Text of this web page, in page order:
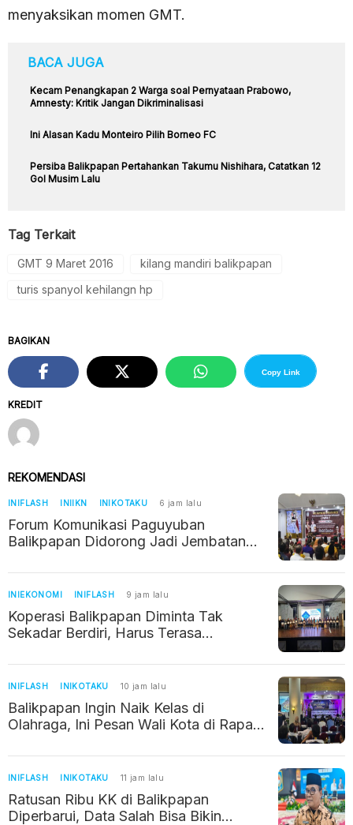
menyaksikan momen GMT.
BACA JUGA
Kecam Penangkapan 2 Warga soal Pernyataan Prabowo,
Amnesty: Kritik Jangan Dikriminalisasi
Ini Alasan Kadu Monteiro Pilih Borneo FC
Persiba Balikpapan Pertahankan Takumu Nishihara, Catatkan 12
Gol Musim Lalu
Tag Terkait
GMT 9 Maret 2016
kilang mandiri balikpapan
turis spanyol kehilangn hp
KREDIT
BAGIKAN
Copy Link
REKOMENDASI
INIFLASH INIIKN INIKOTAKU 6 jam lalu
Forum Komunikasi Paguyuban
Balikpapan Didorong Jadi Jembatan
INIEKONOMI INIFLASH 9 jam lalu
Koperasi Balikpapan Diminta Tak
Sekadar Berdiri, Harus Terasa
INIFLASH INIKOTAKU 10 jam lalu
Balikpapan Ingin Naik Kelas di
Olahraga, Ini Pesan Wali Kota di Rapat
INIFLASH INIKOTAKU 11 jam lalu
Ratusan Ribu KK di Balikpapan
Diperbarui, Data Salah Bisa Bikin